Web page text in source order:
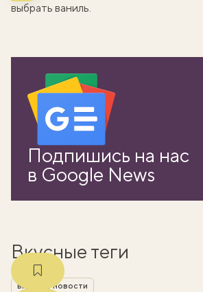
выбрать ваниль.
Подпишись на нас
в Google News
Вкусные теги
вкусные новости